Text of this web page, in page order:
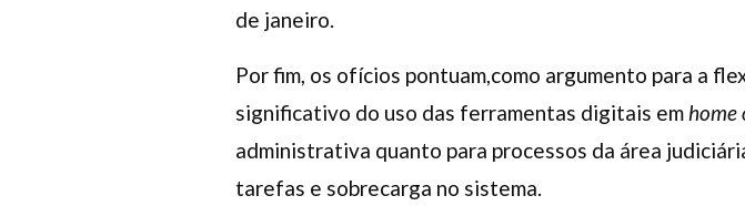
de janeiro.
Por fim, os ofícios pontuam,como argumento para a
significativo do uso das ferramentas digitais em home
administrativa quanto para processos da área
tarefas e sobrecarga no sistema.